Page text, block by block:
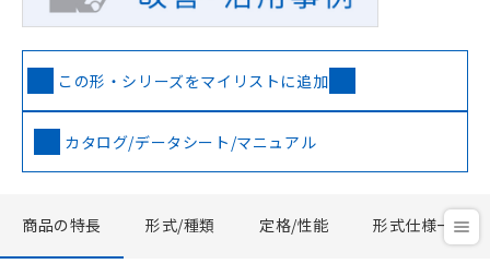
この形・シリーズをマイリストに追加
カタログ/データシート/マニュアル
商品の特長 形式/種類 定格/性能 形式仕様一覧